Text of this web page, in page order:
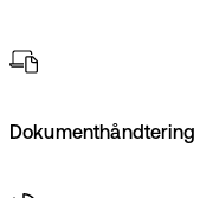
Dokumenthåndtering